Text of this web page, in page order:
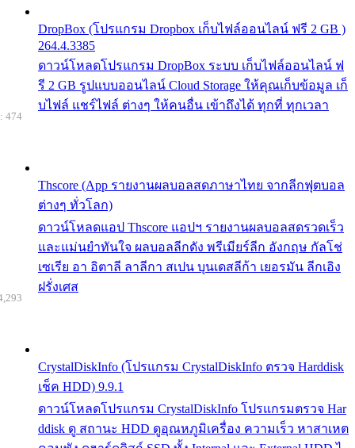
DropBox (โปรแกรม Dropbox เก็บไฟล์ออนไลน์ ฟรี 2 GB )
264.4.3385
ดาวน์โหลดโปรแกรม DropBox ระบบ เก็บไฟล์ออนไลน์ ฟ
รี 2 GB รูปแบบออนไลน์ Cloud Storage ให้คุณเก็บข้อมูล เก็
บไฟล์ แชร์ไฟล์ ต่างๆ ให้คนอื่น เข้าถึงได้ ทุกที่ ทุกเวลา
Thscore (App รายงานผลบอลสดภาษาไทย จากลีกฟุตบอล
ต่างๆ ทั่วโลก)
ดาวน์โหลดแอป Thscore แอปฯ รายงานผลบอลสดรวดเร็ว
และแม่นยำทันใจ ผลบอลลีกดัง พรีเมียร์ลีก อังกฤษ กัลโช่
เซเรีย อา อิตาลี ลาลีกา สเปน บุนเดสลีก้า เยอรมัน ลีกเอิง
ฝรั่งเศส
474
CrystalDiskInfo (โปรแกรม CrystalDiskInfo ตรวจ Harddisk
เช็ค HDD) 9.9.1
ดาวน์โหลดโปรแกรม CrystalDiskInfo โปรแกรมตรวจ Har
ddisk ดู สถานะ HDD ดูอุณหภูมิเครื่อง ความเร็ว หาสาเหต